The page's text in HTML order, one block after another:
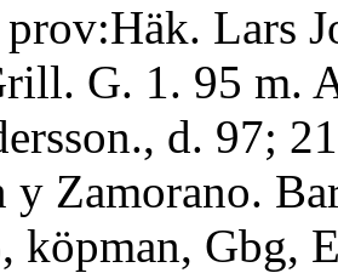
Lars
G. 1. 95 m.
d. 97;
y Zamorano.
köpman, Gbg,